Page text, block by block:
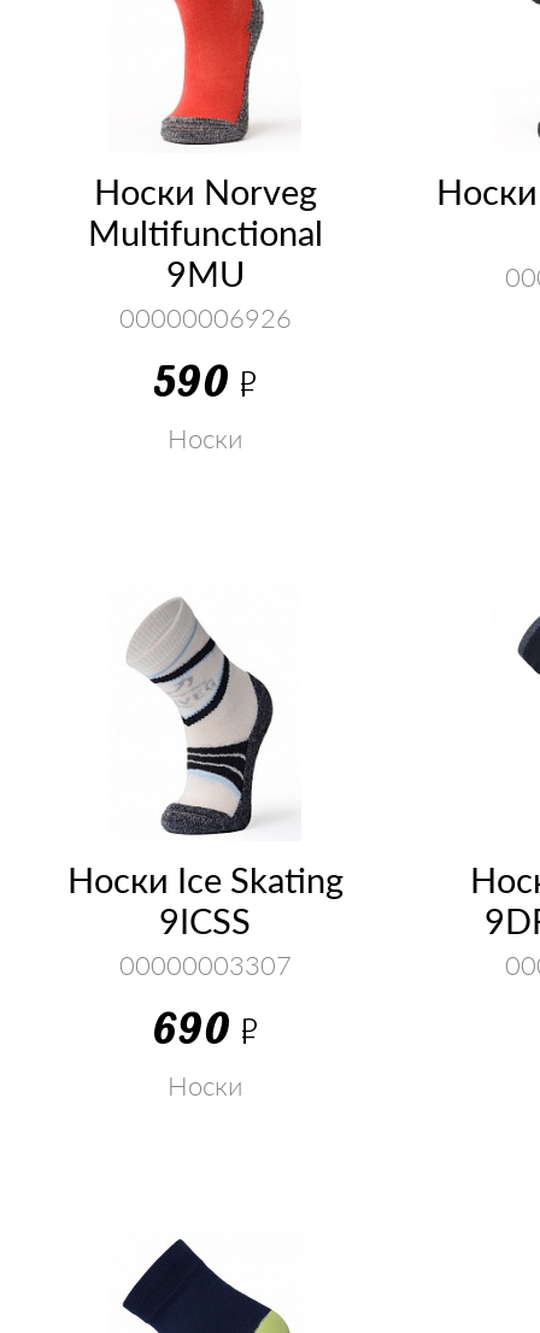
Носки Norveg
Multifunctional
9MU
00000006926
590 Р
Носки
Носки Ice Skating
9ICSS
00000003307
690 Р
Носки